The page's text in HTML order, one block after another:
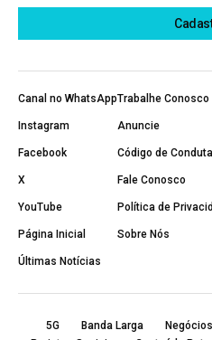
Canal no WhatsApp
Instagram
Facebook
X
YouTube
Página Inicial
Últimas Notícias
Trabalhe Conosco
Anuncie
Código de Conduta
Fale Conosco
Política de
Sobre Nós
5G Banda Larga